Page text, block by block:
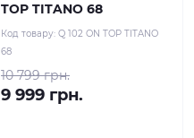
TOP TITANO 68
Код товару: Q 102 ON TOP TITANO
68
10 799 грн.
9 999 грн.